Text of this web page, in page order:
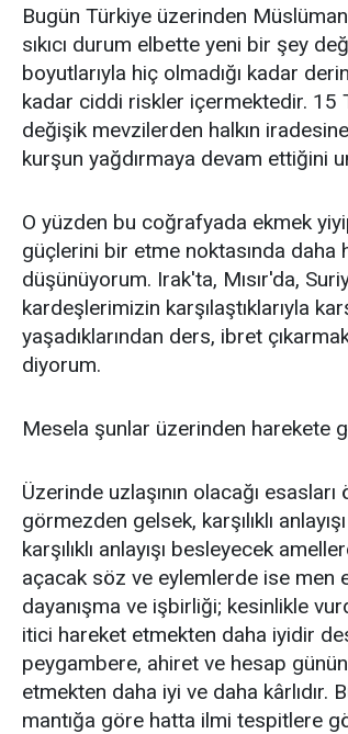
Bugün Türkiye üzerinden
sıkıcı durum elbette yeni bir şey
boyutlarıyla hiç olmadığı kadar
kadar ciddi riskler içermektedir. 15
değişik mevzilerden halkın
kurşun yağdırmaya devam ettiğini
O yüzden bu coğrafyada ekmek
güçlerini bir etme noktasında daha
düşünüyorum. Irak'ta, Mısır'da,
kardeşlerimizin karşılaştıklarıyla
yaşadıklarından ders, ibret
diyorum.
Mesela şunlar üzerinden harekete
Üzerinde uzlaşının olacağı esasları
görmezden gelsek, karşılıklı
karşılıklı anlayışı besleyecek
açacak söz ve eylemlerde ise men
dayanışma ve işbirliği; kesinlikle
itici hareket etmekten daha iyidir
peygambere, ahiret ve hesap
etmekten daha iyi ve daha kârlıdır.
mantığa göre hatta ilmi tespitlere